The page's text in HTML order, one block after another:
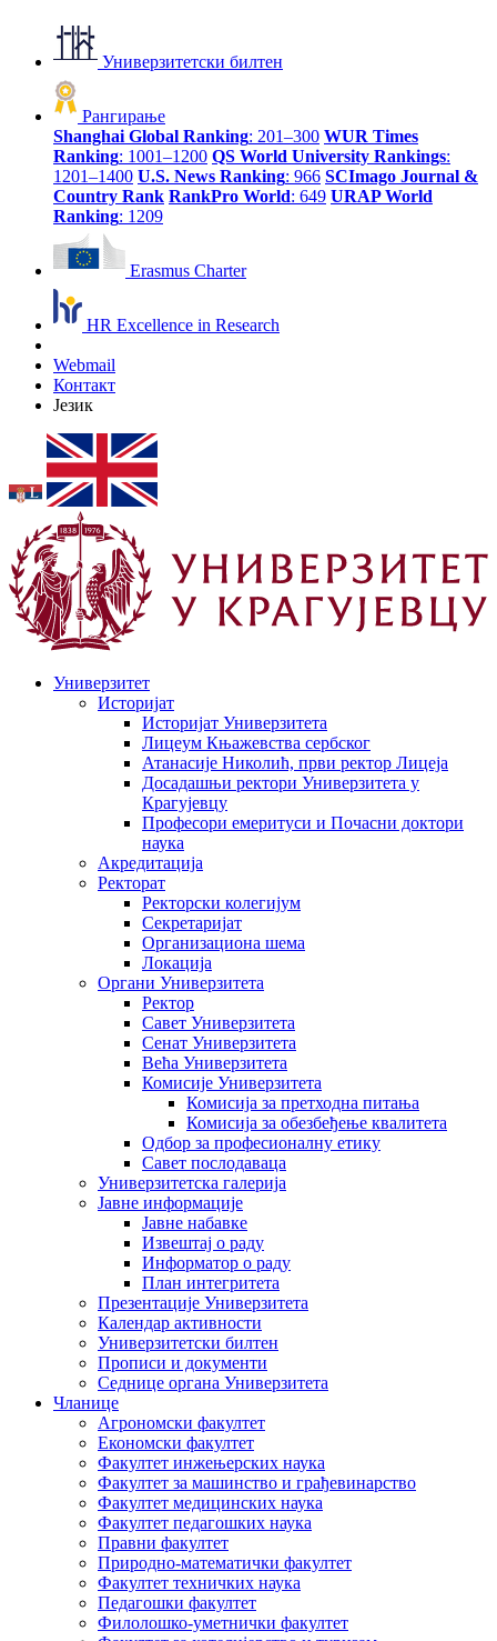
Универзитетски билтен
Рангирање
Shanghai Global Ranking: 201–300 WUR Times
Ranking: 1001–1200 QS World University Rankings:
1201–1400 U.S. News Ranking: 966 SCImago Journal &
Country Rank RankPro World: 649 URAP World
Ranking: 1209
Erasmus Charter
HR Excellence in Research
Webmail
Контакт
Језик
Универзитет
Историјат
Историјат Универзитета
Лицеум Књажевства сербског
Атанасије Николић, први ректор Лицеја
Досадашњи ректори Универзитета у
Крагујевцу
Професори емеритуси и Почасни доктори
наука
Акредитација
Ректорат
Ректорски колегијум
Секретаријат
Организациона шема
Локација
Органи Универзитета
Ректор
Савет Универзитета
Сенат Универзитета
Већа Универзитета
Комисије Универзитета
Комисија за претходна питања
Комисија за обезбеђење квалитета
Одбор за професионалну етику
Савет послодаваца
Универзитетска галерија
Јавне информације
Јавне набавке
Извештај о раду
Информатор о раду
План интегритета
Презентације Универзитета
Календар активности
Универзитетски билтен
Прописи и документи
Седнице органа Универзитета
Чланице
Агрономски факултет
Економски факултет
Факултет инжењерских наука
Факултет за машинство и грађевинарство
Факултет медицинских наука
Факултет педагошких наука
Правни факултет
Природно-математички факултет
Факултет техничких наука
Педагошки факултет
Филолошко-уметнички факултет